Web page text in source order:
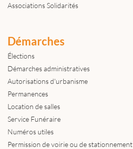
Associations Solidarités
Démarches
Élections
Démarches administratives
Autorisations d'urbanisme
Permanences
Location de salles
Service Funéraire
Numéros utiles
Permission de voirie ou de stationnement